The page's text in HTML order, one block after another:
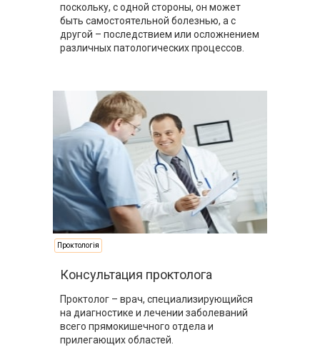
поскольку, с одной стороны, он может
быть самостоятельной болезнью, а с
другой – последствием или осложнением
различных патологических процессов.
Проктологія
Консультация проктолога
Проктолог – врач, специализирующийся
на диагностике и лечении заболеваний
всего прямокишечного отдела и
прилегающих областей.